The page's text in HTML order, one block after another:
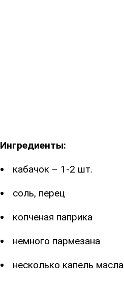
Ингредиенты:
кабачок – 1-2 шт.
соль, перец
копченая паприка
немного пармезана
несколько капель масла